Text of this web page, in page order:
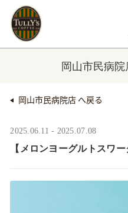
岡山市民病
岡山市民病院店 へ戻る
2025.06.11 - 2025.07.08
【メロンヨーグルトスワー